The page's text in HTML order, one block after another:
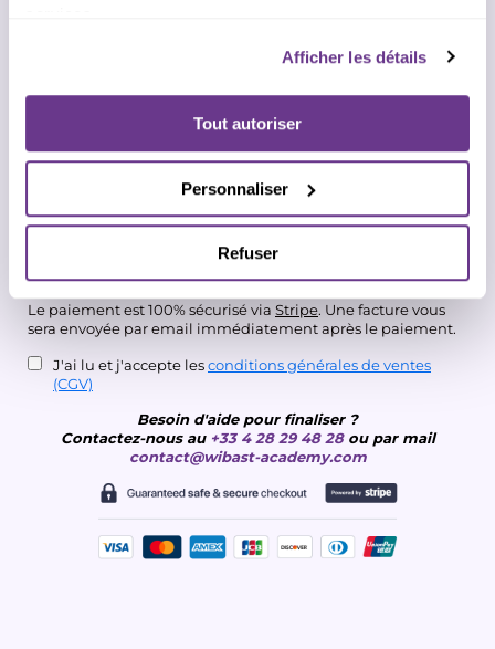
Afficher les détails
Tout autoriser
Personnaliser
Refuser
2. Vos informations de contact et d'accès
partageons pas vos informations.
3. Mode de règlement sécurisé
Le paiement est 100% sécurisé via Stripe. Une facture vous
sera envoyée par email immédiatement après le paiement.
J'ai lu et j'accepte lesconditions générales de ventes
(CGV)
Besoin d'aide pour finaliser ?
Contactez-nous au +33 4 28 29 48 28ou par mail
contact@wibast-academy.com